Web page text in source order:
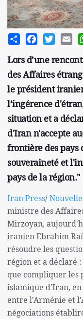
Share FacebookTwitter
Lors d’une
des Affaires
le président
l’ingérence
situation et a
d'Iran n'accepte
frontière des pays
souveraineté et
pays de la région."
Iran Press/
ministre des
Mirzoyan,
iranien Ebrahim
résoudre les
région et a déclaré
que compliquer les
islamique d'Iran, en
entre l'Arménie et
négociations